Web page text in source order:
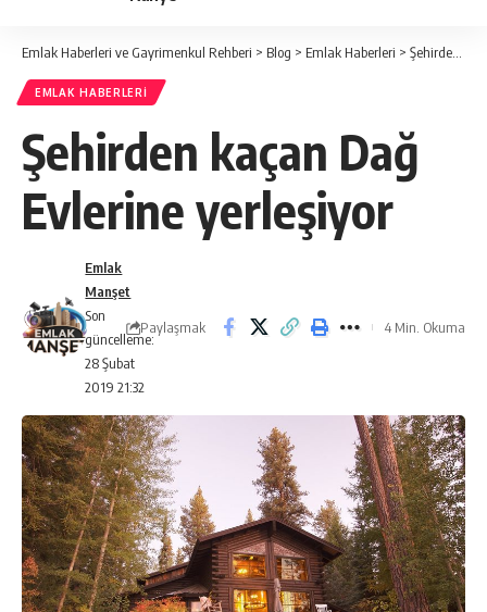
Emlak Haberleri ve Gayrimenkul Rehberi > Blog > Emlak Haberleri > Şehirden kaçan Dağ Evlerine yerleşiyor
EMLAK HABERLERI
Şehirden kaçan Dağ
Evlerine yerleşiyor
Son
güncelleme:
28 Şubat
2019 21:32
Emlak
Manşet
Paylaşmak 4 Min. Okuma